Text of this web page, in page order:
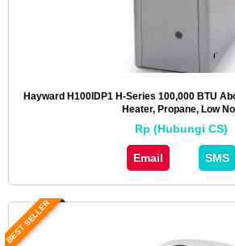
Hayward H100IDP1 H-Series 100,000 BTU
Heater, Propane, Low
Rp (Hubungi CS)
Email SMS
BEST SELLER